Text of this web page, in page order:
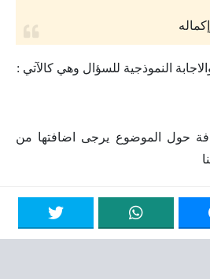
النموذجية للسؤال وهي كالآتي :
حول الموضوع يرجى اضافتها من